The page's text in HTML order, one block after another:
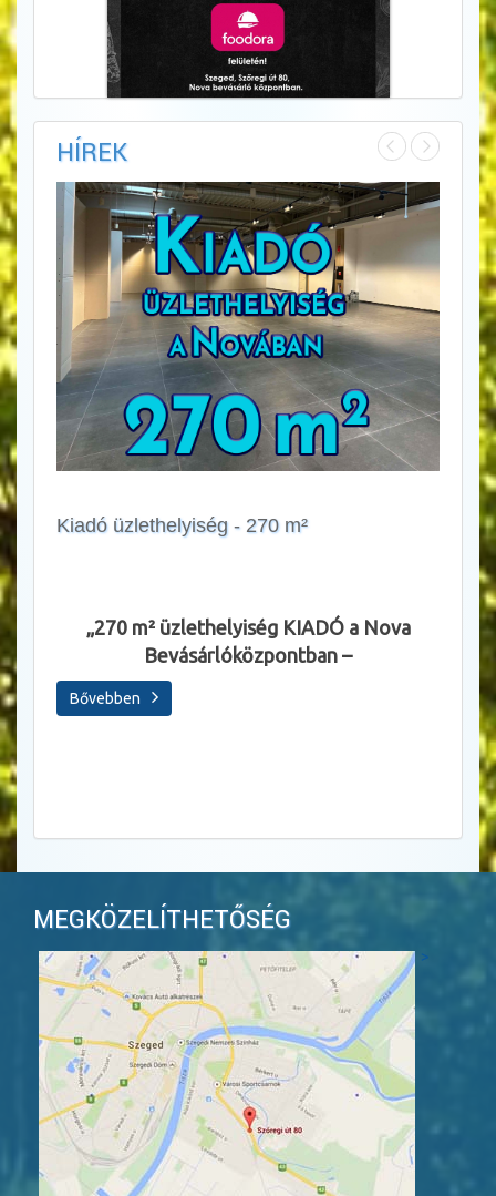
HÍREK
Kiadó üzlethelyiség - 270 m²
„270 m² üzlethelyiség KIADÓ a Nova
Bevásárlóközpontban –
Bővebben
MEGKÖZELÍTHETŐSÉG
>